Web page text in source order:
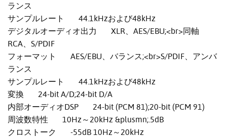
ランス
サンプルレート 44.1kHzおよび48kHz
デジタルオーディオ出力 XLR、AES/EBU;<br>同軸
RCA、S/PDIF
フォーマット AES/EBU、バランス;<br>S/PDIF、アンバ
ランス
サンプルレート 44.1kHzおよび48kHz
変換 24-bit A/D;24-bit D/A
内部オーディオDSP 24-bit (PCM 81);20-bit (PCM 91)
周波数特性 10Hz～20kHz &plusmn;.5dB
クロストーク -55dB 10Hz～20kHz